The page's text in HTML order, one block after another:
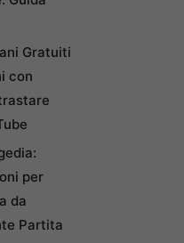
Gratuiti
con
per
da
Partita